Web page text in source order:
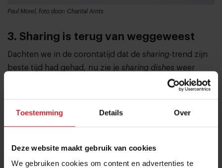
Toestemming Details Over
Deze website maakt gebruik van cookies
We gebruiken cookies om content en advertenties te
Paul Morel, foto door: Chantal Arnts
3. Sharing is terug van weggeweest
Dachten we in de corontatijd dat de sharing-trend zijn
beste tijd had gehad, nu zie je sharing dishes weer
volop terugkomen, ook in Antwerpen. Veel gasten
elkaar te eten en meerdere gerechtjes samen te delen.
organisatie achter muziekfestival Tomorrowland – zijn
gespecialiseerd insharing-gerechten. Net als bij